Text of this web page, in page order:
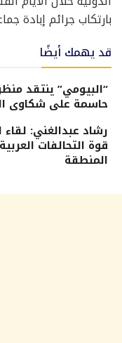
بارتكاب جرائم إبادة
قد يهمك أيضًا
“البيومي” ينتقد
حاسمة على شكاوى
رشاد عبدالغني:
قوة التحالفات
المنطقة